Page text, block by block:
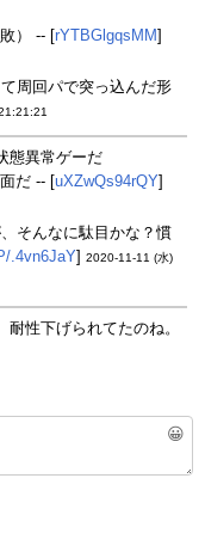
） -- [rYTBGlgqsMM]
周回パで突っ込んだ形
態異常ゲーだ
だ -- [uXZwQs94rQY]
そんなに駄目かな？慣
.4vn6JaY] 2020-11-11 (水)
性下げられてたのね。
😀